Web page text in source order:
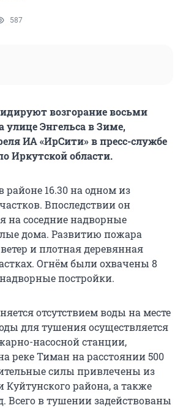
587
возгорание восьми
Энгельса в Зиме,
ИА «ИрСити» в пресс-службе
Иркутской области.
16.30 на одном из
Впоследствии он
на соседние надворные
дома. Развитию пожара
и плотная деревянная
Огнём были охвачены 8
постройки.
отсутствием воды на месте
для тушения осуществляется
насосной станции,
реке Тиман на расстоянии 500
силы привлечены из
Куйтунского района, а также
Всего в тушении задействованы